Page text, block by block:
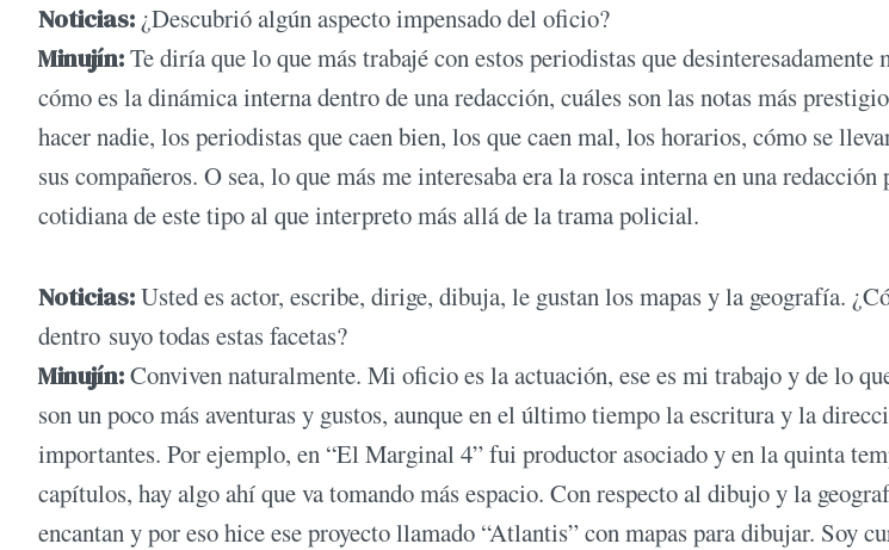
Noticias: ¿Descubrió algún aspecto impensado del oficio?
Minujín:Te diría que lo que más trabajé con estos periodistas que desinteresadamente
cómo es la dinámica interna dentro de una redacción, cuáles son las notas más
hacer nadie, los periodistas que caen bien, los que caen mal, los horarios, cómo se
sus compañeros. O sea, lo que más me interesaba era la rosca interna en una redacción
cotidiana de este tipo al que interpreto más allá de la trama policial.
Noticias:Usted es actor, escribe, dirige, dibuja, le gustan los mapas y la geografía.
dentro suyo todas estas facetas?
Minujín:Conviven naturalmente. Mi oficio es la actuación, ese es mi trabajo y de lo
son un poco más aventuras y gustos, aunque en el último tiempo la escritura y la
importantes. Por ejemplo, en “El Marginal 4” fui productor asociado y en la quinta
capítulos, hay algo ahí que va tomando más espacio. Con respecto al dibujo y la
encantan y por eso hice ese proyecto llamado “Atlantis” con mapas para dibujar. Soy